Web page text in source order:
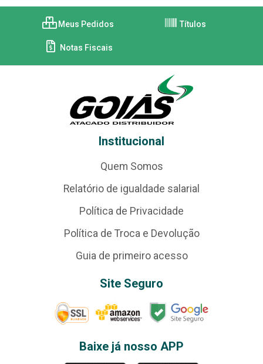
Meus Pedidos Títulos
Notas Fiscais
Institucional
Quem Somos
Relatório de igualdade salarial
Política de Privacidade
Política de Troca e Devolução
Guia de primeiro acesso
Site Seguro
Baixe já nosso APP